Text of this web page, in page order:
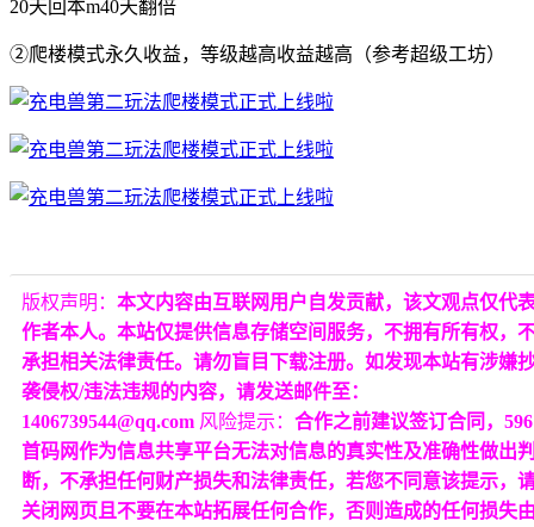
20天回本m40天翻倍
②爬楼模式永久收益，等级越高收益越高（参考超级工坊）
版权声明： 本文内容由互联网用户自发贡献，该文观点仅代
作者本人。本站仅提供信息存储空间服务，不拥有所有权，
承担相关法律责任。请勿盲目下载注册。如发现本站有涉嫌
袭侵权/违法违规的内容，请发送邮件至：
1406739544@qq.com 风险提示： 合作之前建议签订合同，596
首码网作为信息共享平台无法对信息的真实性及准确性做出
断，不承担任何财产损失和法律责任，若您不同意该提示，
关闭网页且不要在本站拓展任何合作，否则造成的任何损失